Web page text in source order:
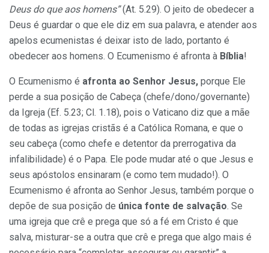
Deus do que aos homens”(At. 5.29). O jeito de obedecer a
Deus é guardar o que ele diz em sua palavra, e atender aos
apelos ecumenistas é deixar isto de lado, portanto é
obedecer aos homens. O Ecumenismo é afronta à Bíblia!
O Ecumenismo é afronta ao Senhor Jesus, porque Ele
perde a sua posição de Cabeça (chefe/dono/governante)
da Igreja (Ef. 5.23; Cl. 1.18), pois o Vaticano diz que a mãe
de todas as igrejas cristãs é a Católica Romana, e que o
seu cabeça (como chefe e detentor da prerrogativa da
infalibilidade) é o Papa. Ele pode mudar até o que Jesus e
seus apóstolos ensinaram (e como tem mudado!). O
Ecumenismo é afronta ao Senhor Jesus, também porque o
depõe de sua posição de única fonte de salvação. Se
uma igreja que crê e prega que só a fé em Cristo é que
salva, misturar-se a outra que crê e prega que algo mais é